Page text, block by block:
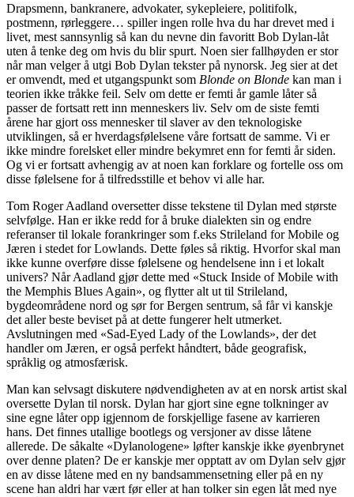
Drapsmenn, bankranere, advokater, sykepleiere, politifolk,
postmenn, rørleggere… spiller ingen rolle hva du har drevet med i
livet, mest sannsynlig så kan du nevne din favoritt Bob Dylan-låt
uten å tenke deg om hvis du blir spurt. Noen sier fallhøyden er stor
når man velger å utgi Bob Dylan tekster på nynorsk. Jeg sier at det
er omvendt, med et utgangspunkt som Blonde on Blonde kan man i
teorien ikke tråkke feil. Selv om dette er femti år gamle låter så
passer de fortsatt rett inn menneskers liv. Selv om de siste femti
årene har gjort oss mennesker til slaver av den teknologiske
utviklingen, så er hverdagsfølelsene våre fortsatt de samme. Vi er
ikke mindre forelsket eller mindre bekymret enn for femti år siden.
Og vi er fortsatt avhengig av at noen kan forklare og fortelle oss om
disse følelsene for å tilfredsstille et behov vi alle har.
Tom Roger Aadland oversetter disse tekstene til Dylan med største
selvfølge. Han er ikke redd for å bruke dialekten sin og endre
referanser til lokale forankringer som f.eks Strileland for Mobile og
Jæren i stedet for Lowlands. Dette føles så riktig. Hvorfor skal man
ikke kunne overføre disse følelsene og hendelsene inn i et lokalt
univers? Når Aadland gjør dette med «Stuck Inside of Mobile with
the Memphis Blues Again», og flytter alt ut til Strileland,
bygdeområdene nord og sør for Bergen sentrum, så får vi kanskje
det aller beste beviset på at dette fungerer helt utmerket.
Avslutningen med «Sad-Eyed Lady of the Lowlands», der det
handler om Jæren, er også perfekt håndtert, både geografisk,
språklig og atmosfærisk.
Man kan selvsagt diskutere nødvendigheten av at en norsk artist skal
oversette Dylan til norsk. Dylan har gjort sine egne tolkninger av
sine egne låter opp igjennom de forskjellige fasene av karrieren
hans. Det finnes utallige bootlegs og versjoner av disse låtene
allerede. De såkalte «Dylanologene» løfter kanskje ikke øyenbrynet
over denne platen? De er kanskje mer opptatt av om Dylan selv gjør
en av disse låtene med en ny bandsammensetning eller på en ny
scene han aldri har vært før eller at han tolker sin egen låt med nye